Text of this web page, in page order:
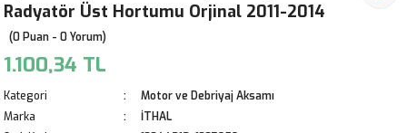
Radyatör Üst Hortumu Orjinal 2011-2014
(0 Puan - 0 Yorum)
1.100,34 TL
Kategori
Motor ve Debriyaj Aksamı
Marka
İTHAL